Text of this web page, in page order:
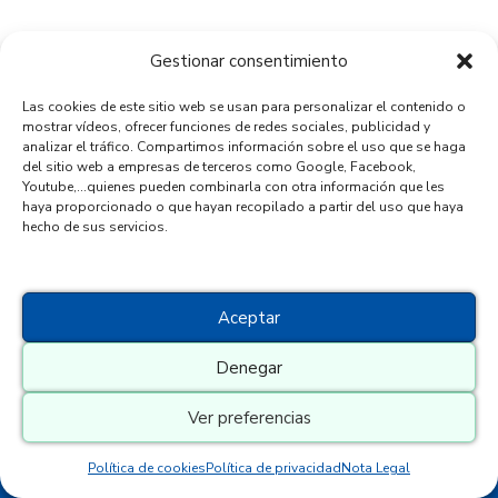
Gestionar consentimiento
Las cookies de este sitio web se usan para personalizar el contenido o
mostrar vídeos, ofrecer funciones de redes sociales, publicidad y
analizar el tráfico. Compartimos información sobre el uso que se haga
del sitio web a empresas de terceros como Google, Facebook,
Youtube,...quienes pueden combinarla con otra información que les
haya proporcionado o que hayan recopilado a partir del uso que haya
hecho de sus servicios.
Aceptar
Denegar
Ver preferencias
Política de cookiesPolítica de privacidadNota Legal
Sígueme: ¿hablamos?
Sílvia Carme- Barcelona
Teléfono:+34 650873700
Email:
Textos Legales:
Política de Privacidad
Copirght 2021 Emite tu luz